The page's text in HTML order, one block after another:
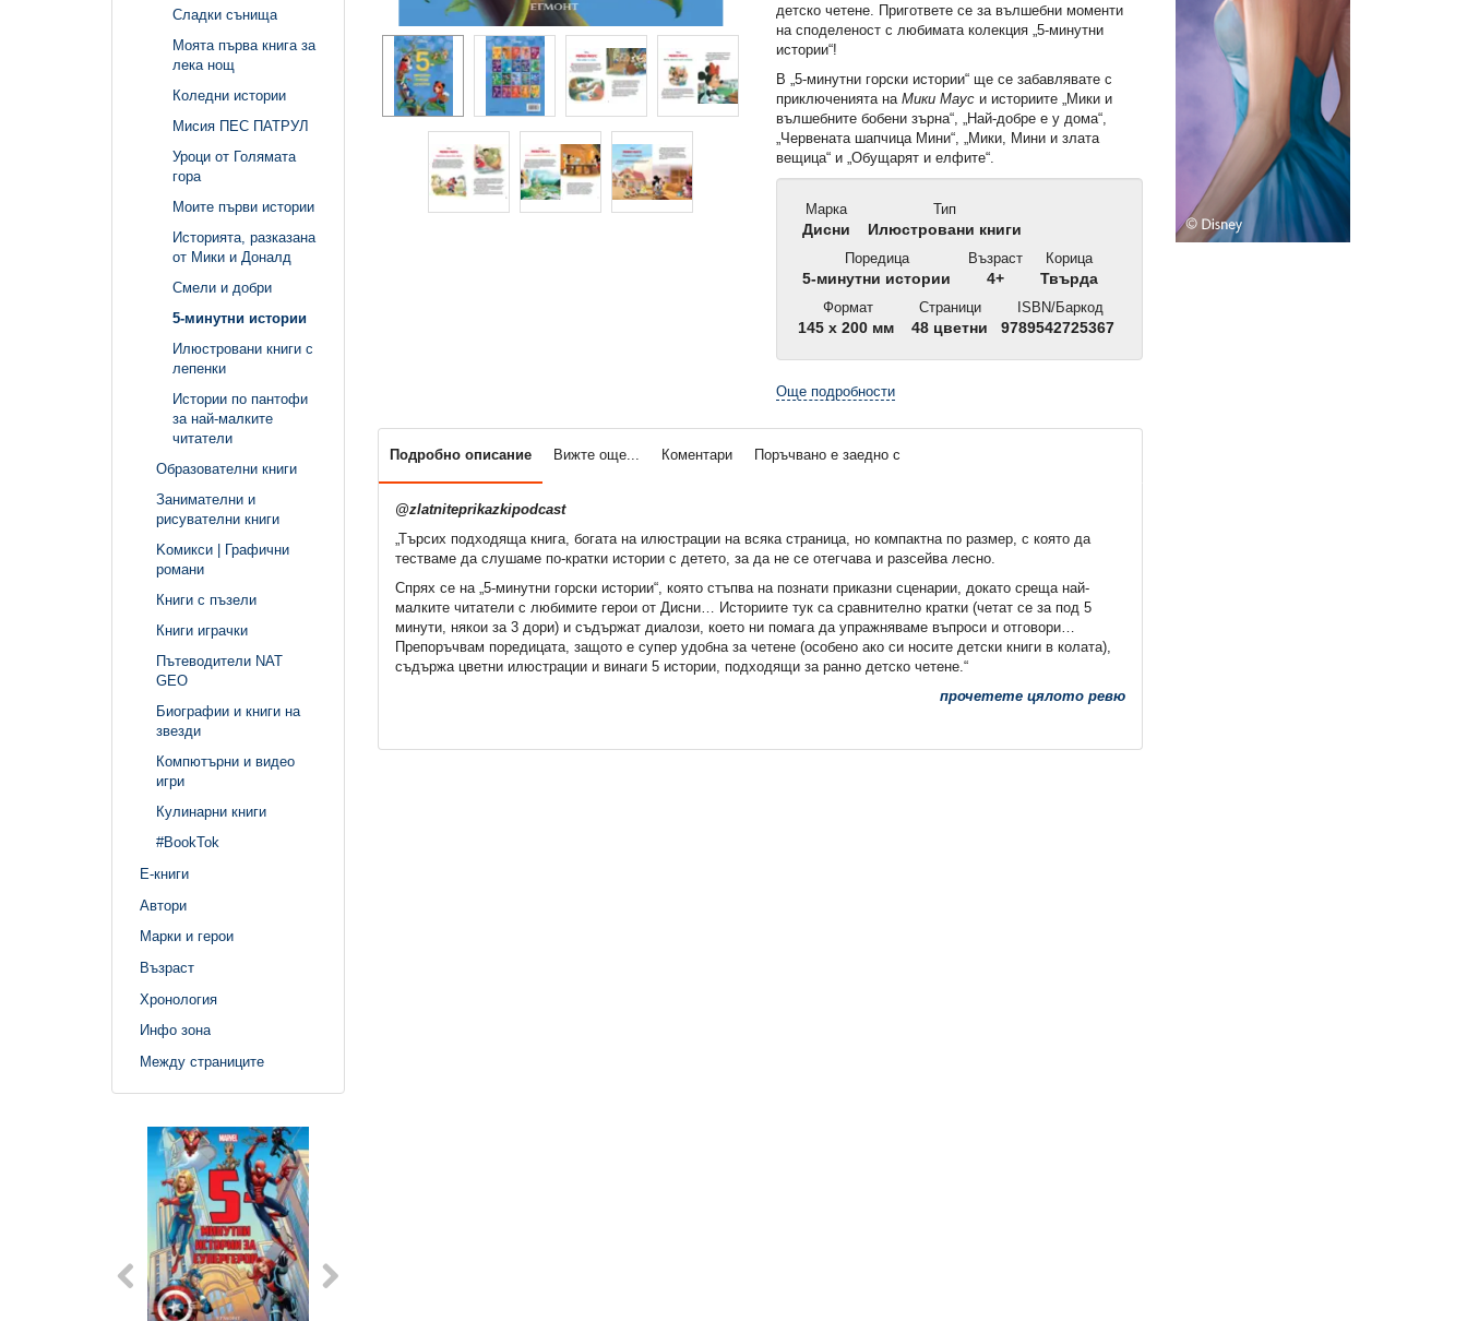
Сладки сънища
Моята първа книга за
лека нощ
Коледни истории
Мисия ПЕС ПАТРУЛ
Уроци от Голямата
гора
Моите първи истории
Историята, разказана
от Мики и Доналд
Смели и добри
5-минутни истории
Илюстровани книги с
лепенки
Истории по пантофи
за най-малките
читатели
Образователни книги
Занимателни и
рисувателни книги
Kомикси | Графични
романи
Книги с пъзели
Книги играчки
Пътеводители NAT
GEO
Биографии и книги на
звезди
Компютърни и видео
игри
Кулинарни книги
#BookTok
Е-книги
Автори
Марки и герои
Възраст
Хронология
Инфо зона
Между страниците
детско четене. Пригответе се за вълшебни моменти
на споделеност с любимата колекция „5-минутни
истории“!
В „5-минутни горски истории“ ще се забавлявате с
приключенията наМики Маус и историите „Мики и
вълшебните бобени зърна“, „Най-добре е у дома“,
„Червената шапчица Мини“, „Мики, Мини и злата
вещица“ и „Обущарят и елфите“.
Марка
Дисни
Тип
Илюстровани книги
Поредица
5-минутни истории
Възраст
4+
Корица
Твърда
Формат
145 x 200 мм
Страници
48 цветни
ISBN/Баркод
9789542725367
Още подробности
Подробно описание Вижте още... Коментари Поръчвано е заедно с
@zlatniteprikazkipodcast
„Търсих подходяща книга, богата на илюстрации на всяка страница, но компактна по размер, с която да
тестваме да слушаме по-кратки истории с детето, за да не се отегчава и разсейва лесно.
Спрях се на „5-минутни горски истории“, която стъпва на познати приказни сценарии, докато среща най-
малките читатели с любимите герои от Дисни… Историите тук са сравнително кратки (четат се за под 5
минути, някои за 3 дори) и съдържат диалози, което ни помага да упражняваме въпроси и отговори…
Препоръчвам поредицата, защото е супер удобна за четене (особено ако си носите детски книги в колата),
съдържа цветни илюстрации и винаги 5 истории, подходящи за ранно детско четене.“
прочетете цялото ревю